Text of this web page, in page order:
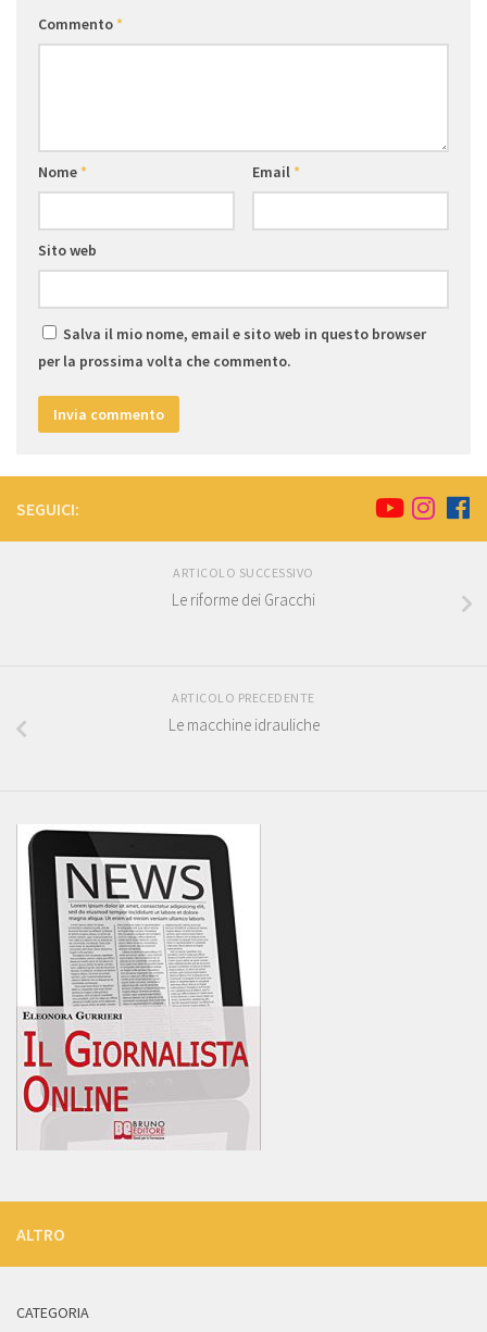
Commento*
Nome* Email*
Sito web
Salva il mio nome, email e sito web in questo browser
per la prossima volta che commento.
SEGUICI:
ARTICOLO SUCCESSIVO
Le riforme dei Gracchi
ARTICOLO PRECEDENTE
Le macchine idrauliche
ALTRO
CATEGORIA